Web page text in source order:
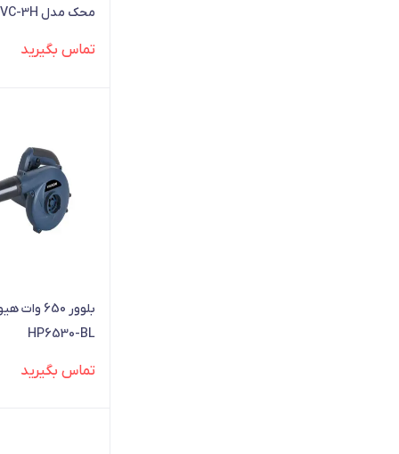
محک مدل BVC-3H
تماس بگیرید
بلوور 650
HP6530-BL
تماس بگیرید